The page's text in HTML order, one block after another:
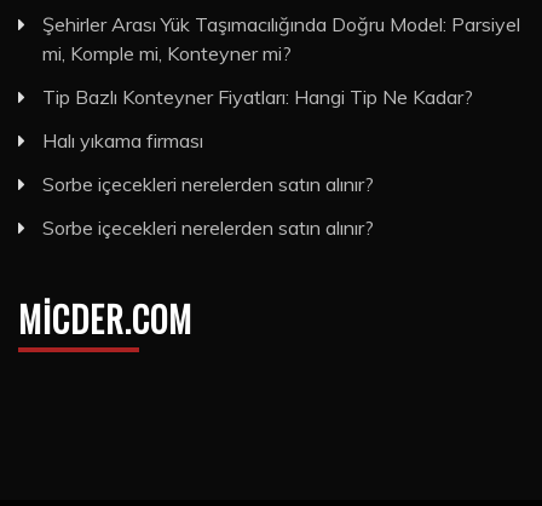
Şehirler Arası Yük Taşımacılığında Doğru Model: Parsiyel
mi, Komple mi, Konteyner mi?
Tip Bazlı Konteyner Fiyatları: Hangi Tip Ne Kadar?
Halı yıkama firması
Sorbe içecekleri nerelerden satın alınır?
Sorbe içecekleri nerelerden satın alınır?
MICDER.COM